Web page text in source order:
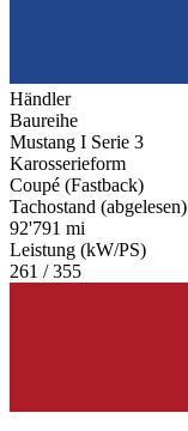
Händler
Baureihe
Mustang I Serie 3
Karosserieform
Coupé (Fastback)
Tachostand (abgelesen)
92'791 mi
Leistung (kW/PS)
261 / 355